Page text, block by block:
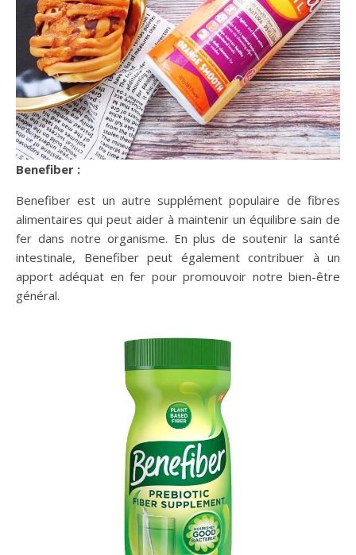
Benefiber :
Benefiber est un autre supplément populaire de fibres
alimentaires qui peut aider à maintenir un équilibre sain de
fer dans notre organisme. En plus de soutenir la santé
intestinale, Benefiber peut également contribuer à un
apport adéquat en fer pour promouvoir notre bien-être
général.